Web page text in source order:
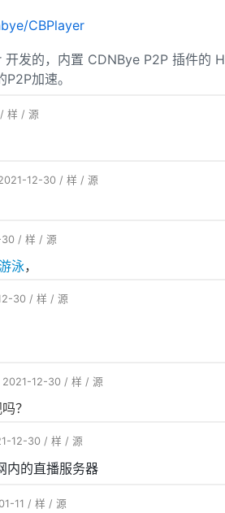
-i 'http://
如果要结束推流，需要不断按ctrl+c
，否则可能会遇到间歇性卡顿，原因
送。如果不加
ng_index.html#/
卡，可以尝试把观看地址后缀
CBPlayer
发的，内置 CDNBye P2P 插件的
加速。
样 / 源
12-30 / 样 / 源
/ 样 / 源
泳，
30 / 样 / 源
2021-12-30 / 样 / 源
？
12-30 / 样 / 源
内的直播服务器
11 / 样 / 源